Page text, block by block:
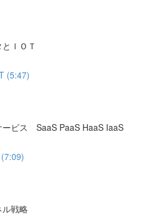
ＩＯＴ
(5:47)
ビス SaaS PaaS HaaS IaaS
戦略